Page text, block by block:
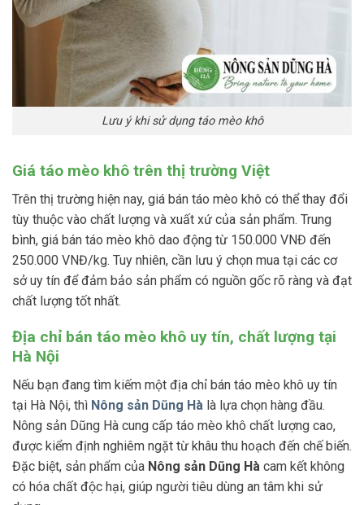
Lưu ý khi sử dụng táo mèo khô
Giá táo mèo khô trên thị trường Việt
Trên thị trường hiện nay, giá bán táo mèo khô có thể thay đổi
tùy thuộc vào chất lượng và xuất xứ của sản phẩm. Trung
bình, giá bán táo mèo khô dao động từ 150.000 VNĐ đến
250.000 VNĐ/kg. Tuy nhiên, cần lưu ý chọn mua tại các cơ
sở uy tín để đảm bảo sản phẩm có nguồn gốc rõ ràng và đạt
chất lượng tốt nhất.
Địa chỉ bán táo mèo khô uy tín, chất lượng tại
Hà Nội
Nếu bạn đang tìm kiếm một địa chỉ bán táo mèo khô uy tín
tại Hà Nội, thì Nông sản Dũng Hà là lựa chọn hàng đầu.
Nông sản Dũng Hà cung cấp táo mèo khô chất lượng cao,
được kiểm định nghiêm ngặt từ khâu thu hoạch đến chế biến.
Đặc biệt, sản phẩm của Nông sản Dũng Hà cam kết không
có hóa chất độc hại, giúp người tiêu dùng an tâm khi sử